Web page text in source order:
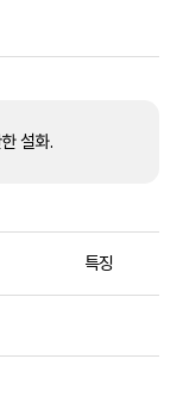
설화.
특징